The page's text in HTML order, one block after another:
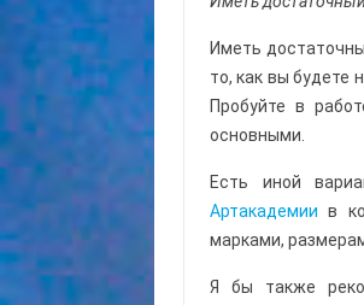
Иметь
то, как вы будете
Пробуйте в
основными.
Есть иной
Артакадемии в
марками,
Я бы также